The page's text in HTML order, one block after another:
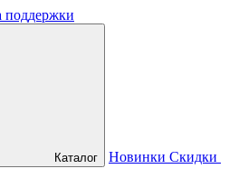
поддержки
Каталог Новинки Скидки